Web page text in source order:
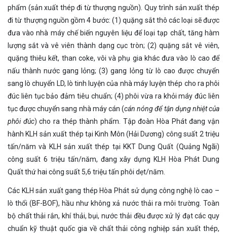
phẩm (sản xuất thép đi từ thượng nguồn). Quy trình sản xuất thép
đi từ thượng nguồn gồm 4 bước: (1) quặng sắt thô các loại sẽ được
đưa vào nhà máy chế biến nguyên liệu để loại tạp chất, tăng hàm
lượng sắt và vê viên thành dạng cục tròn; (2) quặng sắt vê viên,
quặng thiêu kết, than coke, vôi và phụ gia khác đưa vào lò cao để
nấu thành nước gang lỏng; (3) gang lỏng từ lò cao được chuyển
sang lò chuyển LD, lò tinh luyện của nhà máy luyện thép cho ra phôi
đúc liên tục bảo đảm tiêu chuẩn; (4) phôi vừa ra khỏi máy đúc liên
tục được chuyển sang nhà máy cán (cán nóng để tận dụng nhiệt của
phôi đúc) cho ra thép thành phẩm. Tập đoàn Hòa Phát đang vận
hành KLH sản xuất thép tại Kinh Môn (Hải Dương) công suất 2 triệu
tấn/năm và KLH sản xuất thép tại KKT Dung Quất (Quảng Ngãi)
công suất 6 triệu tấn/năm, đang xây dựng KLH Hòa Phát Dung
Quất thứ hai công suất 5,6 triệu tấn phôi dẹt/năm.
Các KLH sản xuất gang thép Hòa Phát sử dụng công nghệ lò cao –
lò thổi (BF-BOF), hầu như không xả nước thải ra môi trường. Toàn
bộ chất thải rắn, khí thải, bụi, nước thải đều được xử lý đạt các quy
chuẩn kỹ thuật quốc gia về chất thải công nghiệp sản xuất thép,